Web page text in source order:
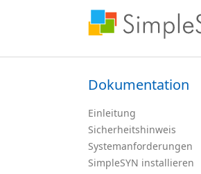
Dokumentation
Einleitung
Sicherheitshinweis
Systemanforderungen
SimpleSYN installieren